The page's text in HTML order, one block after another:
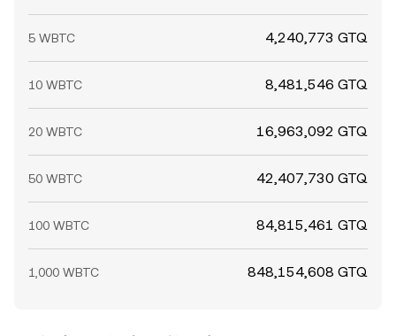
5 WBTC 4,240,773 GTQ
10 WBTC 8,481,546 GTQ
20 WBTC 16,963,092 GTQ
50 WBTC 42,407,730 GTQ
100 WBTC 84,815,461 GTQ
1,000 WBTC 848,154,608 GTQ